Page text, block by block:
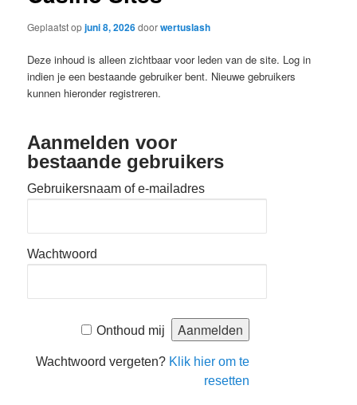
Geplaatst opjuni 8, 2026doorwertuslash
Deze inhoud is alleen zichtbaar voor leden van de site. Log in
indien je een bestaande gebruiker bent. Nieuwe gebruikers
kunnen hieronder registreren.
Aanmelden voor
bestaande gebruikers
Gebruikersnaam of e-mailadres
Wachtwoord
Onthoud mij
Wachtwoord vergeten? Klik hier om te
resetten